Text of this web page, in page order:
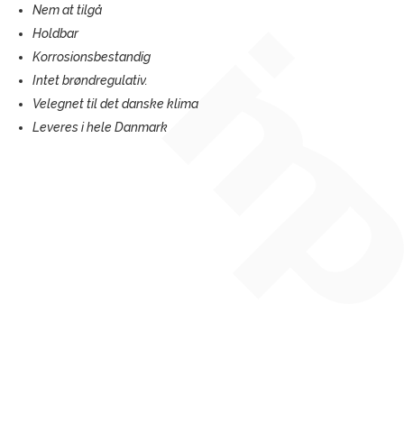
Nem at tilgå
Holdbar
Korrosionsbestandig
Intet brøndregulativ.
Velegnet til det danske klima
Leveres i hele Danmark